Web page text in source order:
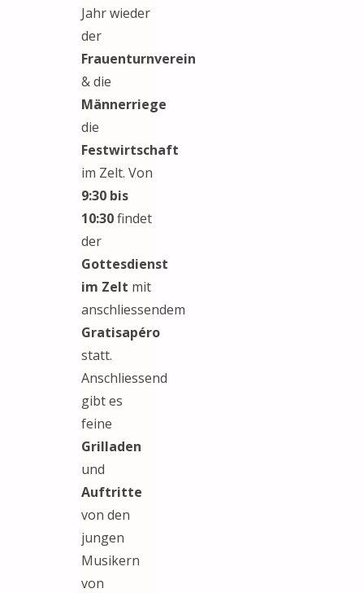
Jahr wieder
der
Frauenturnverein
& die
Männerriege
die
Festwirtschaft
im Zelt. Von
9:30 bis
10:30findet
der
Gottesdienst
im Zelt mit
anschliessendem
Gratisapéro
statt.
Anschliessend
gibt es
feine
Grilladen
und
Auftritte
von den
jungen
Musikern
von